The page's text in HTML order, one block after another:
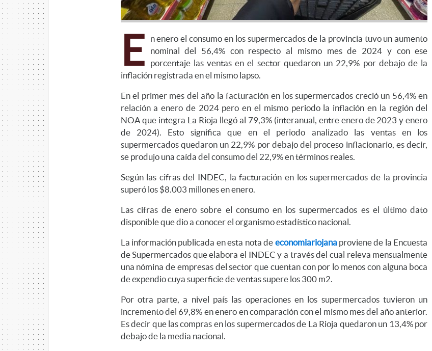
E
n enero el consumo en los supermercados de la provincia tuvo un aumento
nominal del 56,4% con respecto al mismo mes de 2024 y con ese
porcentaje las ventas en el sector quedaron un 22,9% por debajo de la
inflación registrada en el mismo lapso.
En el primer mes del año la facturación en los supermercados creció un 56,4% en
relación a enero de 2024 pero en el mismo periodo la inflación en la región del
NOA que integra La Rioja llegó al 79,3% (interanual, entre enero de 2023 y enero
de 2024). Esto significa que en el periodo analizado las ventas en los
supermercados quedaron un 22,9% por debajo del proceso inflacionario, es decir,
se produjo una caída del consumo del 22,9% en términos reales.
Según las cifras del INDEC, la facturación en los supermercados de la provincia
superó los $8.003 millones en enero.
Las cifras de enero sobre el consumo en los supermercados es el último dato
disponible que dio a conocer el organismo estadístico nacional.
La información publicada en esta nota de economiariojanaproviene de la Encuesta
de Supermercados que elabora el INDEC y a través del cual releva mensualmente
una nómina de empresas del sector que cuentan con por lo menos con alguna boca
de expendio cuya superficie de ventas supere los 300 m2.
Por otra parte, a nivel país las operaciones en los supermercados tuvieron un
incremento del 69,8% en enero en comparación con el mismo mes del año anterior.
Es decir que las compras en los supermercados de La Rioja quedaron un 13,4% por
debajo de la media nacional.